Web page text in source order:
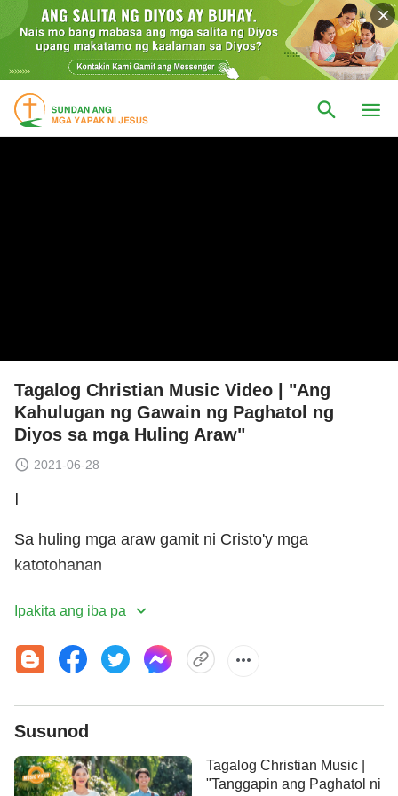
Tagalog Christian Music Video | "Ang
Kahulugan ng Gawain ng Paghatol ng
Diyos sa mga Huling Araw"
2021-06-28
Ⅰ
Sa huling mga araw gamit ni Cristo'y mga
katotohanan
upang tao ay ilantad at turuan,
gawa at salita nila ay tingnan.
Salita ni Cristo ay puro katotohanan
tungkol sa tungkulin ng tao, pa'no maging tapat sa
Diyos,
Ipakita ang iba pa
Susunod
Tagalog Christian Music |
"Tanggapin ang Paghatol ni